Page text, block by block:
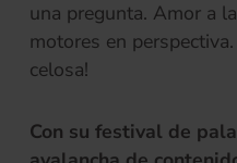
una pregunta. Amor a
motores en
celosa!
Con su festival de